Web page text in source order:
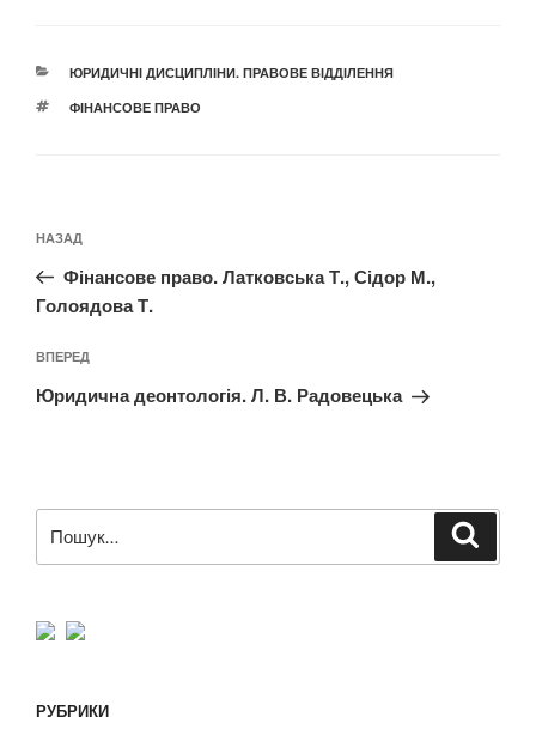
КАТЕГОРІЇ
ЮРИДИЧНІ ДИСЦИПЛІНИ. ПРАВОВЕ ВІДДІЛЕННЯ
ПОЗНАЧКИ
ФІНАНСОВЕ ПРАВО
записів
Попередній
запис:
НАЗАД
Фінансове право. Латковська Т., Сідор М.,
Голоядова Т.
Наступний
запис
ВПЕРЕД
Юридична деонтологія. Л. В. Радовецька
за
РУБРИКИ